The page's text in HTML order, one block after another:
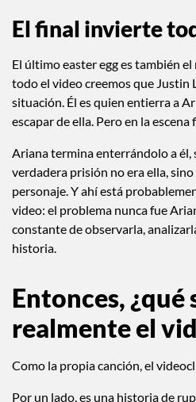
El final invierte
El último easter egg es también
todo el video creemos que Justin
situación. Él es quien entierra a
escapar de ella. Pero en la
Ariana termina enterrándolo a él,
verdadera prisión no era ella,
personaje. Y ahí está
video: el problema nunca fue
constante de observarla,
historia.
Entonces, ¿qué
realmente el
Como la propia canción, el
Por un lado, es una historia de